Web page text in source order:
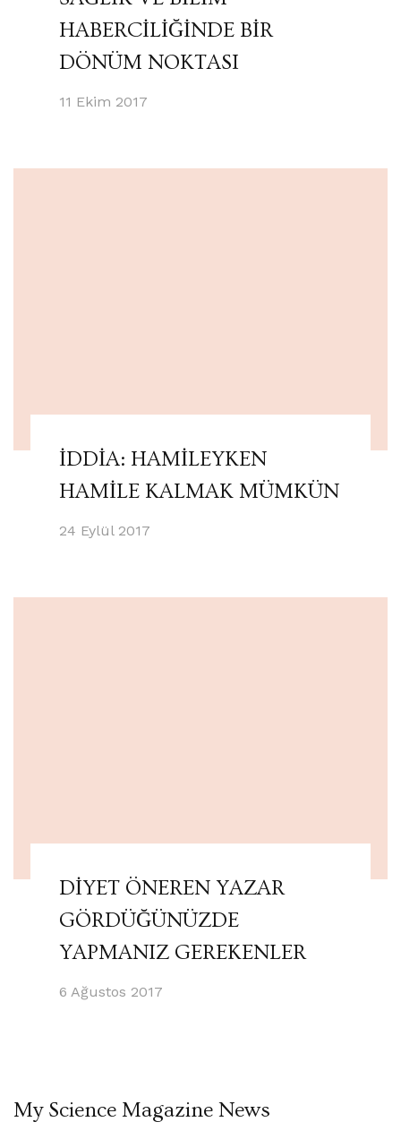
HABERCİLİĞİNDE BİR
DÖNÜM NOKTASI
11 Ekim 2017
İDDİA: HAMİLEYKEN
HAMİLE KALMAK MÜMKÜN
24 Eylül 2017
DİYET ÖNEREN YAZAR
GÖRDÜĞÜNÜZDE
YAPMANIZ GEREKENLER
6 Ağustos 2017
My Science Magazine News